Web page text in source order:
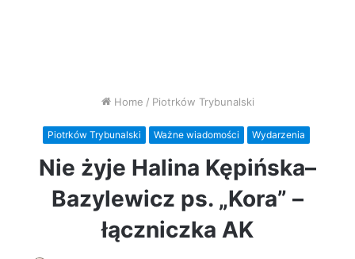
Home / Piotrków Trybunalski
Piotrków Trybunalski Ważne wiadomości Wydarzenia
Nie żyje Halina Kępińska–
Bazylewicz ps. „Kora” –
łączniczka AK